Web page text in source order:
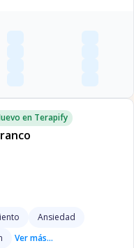
en Terapify
Ansiedad
Ver más...